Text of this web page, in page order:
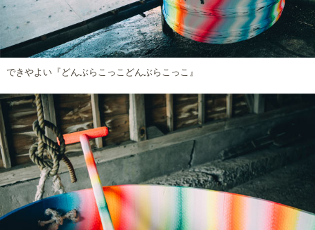
できやよい『どんぶらこっこどんぶらこっこ』